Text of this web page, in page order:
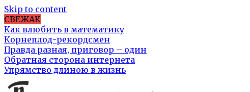
Skip to content
СВЕЖАК
Как влюбить в математику
Корнеплод-рекордсмен
Правда разная, приговор – один
Обратная сторона интернета
Упрямство длиною в жизнь